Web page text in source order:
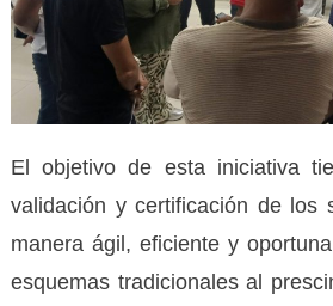
El objetivo de esta iniciativa
validación y certificación de los
manera ágil, eficiente y
esquemas tradicionales al